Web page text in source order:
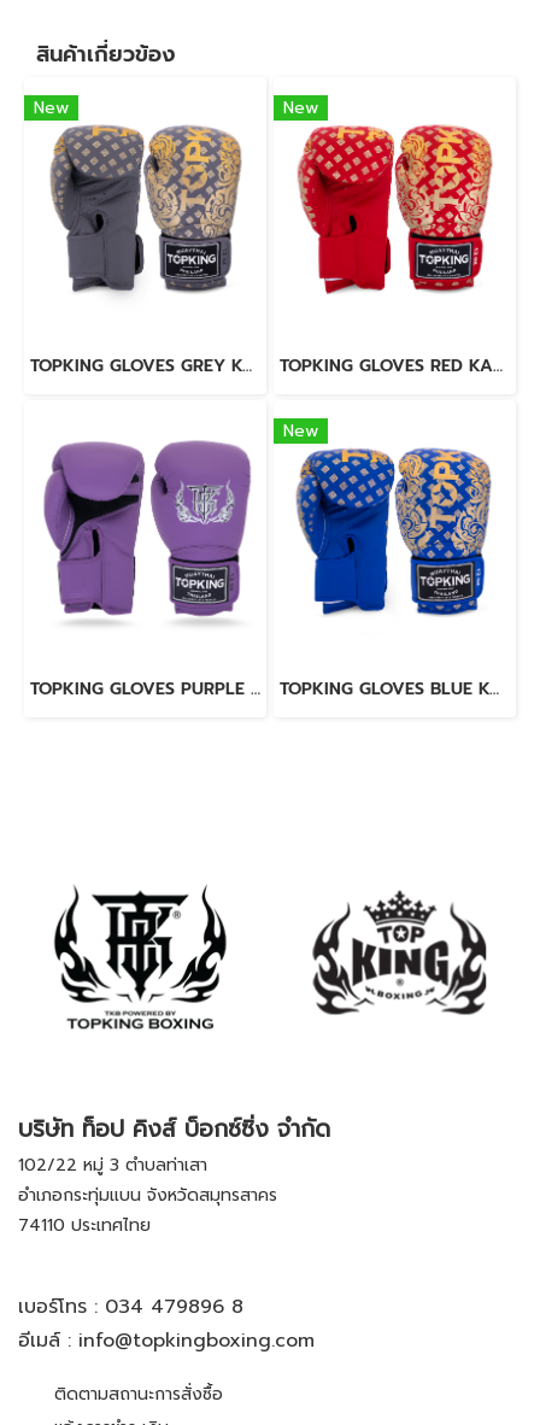
สินค้าเกี่ยวข้อง
New
TOPKING GLOVES GREY KANOK-02
New
TOPKING GLOVES RED KANOK-02
TOPKING GLOVES PURPLE SUPER AIR
New
TOPKING GLOVES BLUE KANOK-02
บริษัท ท็อป คิงส์ บ็อกซ์ซิ่ง จำกัด
102/22 หมู่ 3 ตำบลท่าเสา
อำเภอกระทุ่มแบน จังหวัดสมุทรสาคร
74110 ประเทศไทย
เบอร์โทร : 034 479896 8
อีเมล์ : info@topkingboxing.com
ติดตามสถานะการสั่งซื้อ